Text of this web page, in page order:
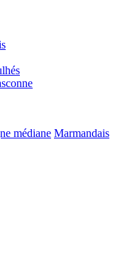
médiane Marmandais